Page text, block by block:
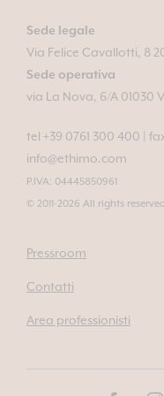
Sede legale
Via Felice Cavallotti, 8
Sede operativa
via La Nova, 6/A 01030
tel +39 0761 300 400
info@ethimo.com
P.IVA: 04445850961
© 2011-2026 All rights reserved
Pressroom
Contatti
Area professionisti